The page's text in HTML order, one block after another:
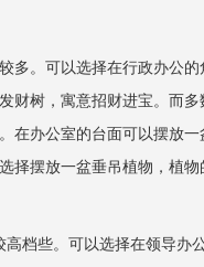
多。可以选择在行政办公的
财树，寓意招财进宝。而
在办公室的台面可以摆放一
择摆放一盆垂吊植物，植物
档些。可以选择在领导办